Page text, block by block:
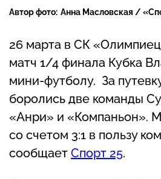
Автор фото: Анна Масловская /
26 марта в СК
матч 1/4 финала Кубка
мини-футболу. За
боролись две команды
«Анри» и «Компаньон».
со счетом 3:1 в пользу
сообщает Спорт 25.